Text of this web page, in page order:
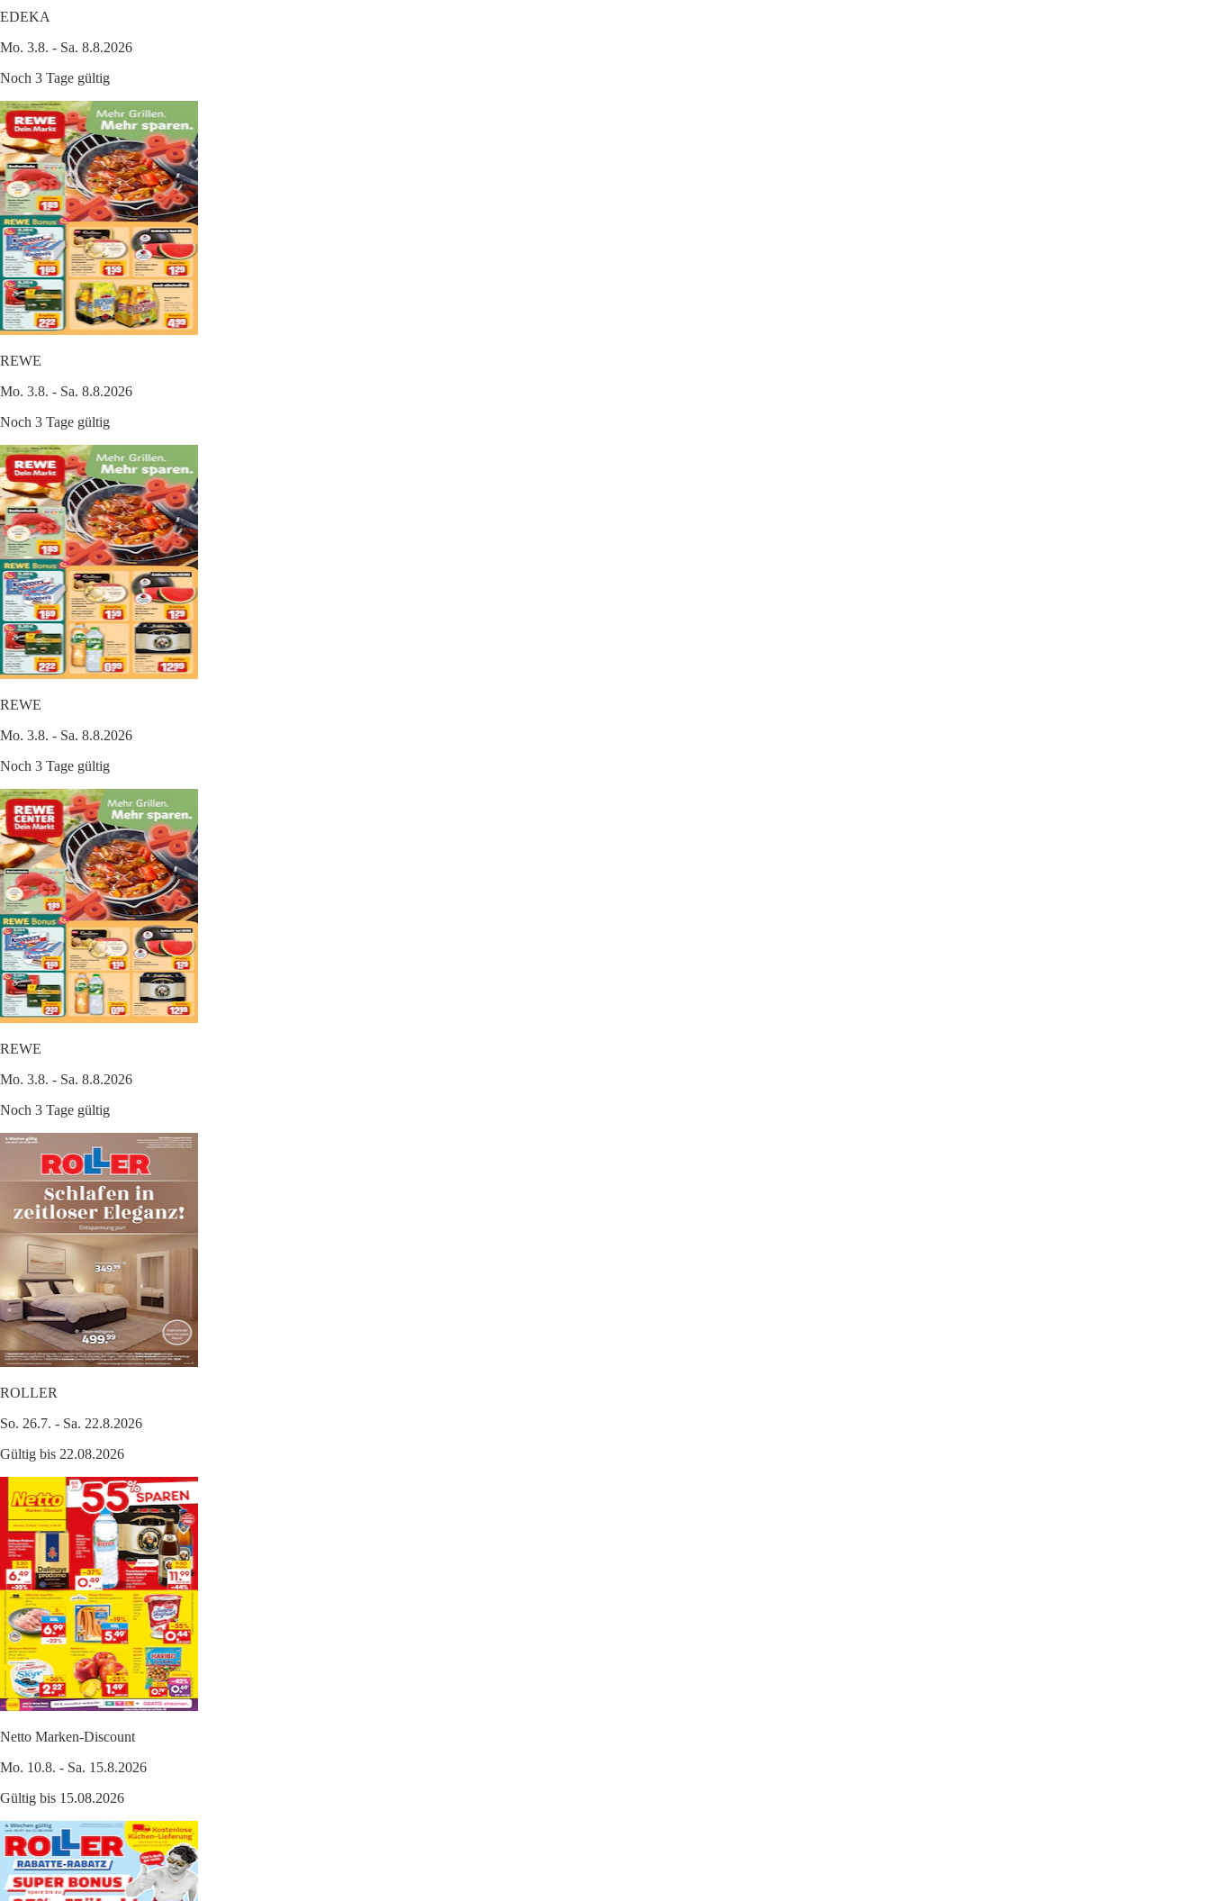
EDEKA
Mo. 3.8. - Sa. 8.8.2026
Noch 3 Tage gültig
REWE
Mo. 3.8. - Sa. 8.8.2026
Noch 3 Tage gültig
REWE
Mo. 3.8. - Sa. 8.8.2026
Noch 3 Tage gültig
REWE
Mo. 3.8. - Sa. 8.8.2026
Noch 3 Tage gültig
ROLLER
So. 26.7. - Sa. 22.8.2026
Gültig bis 22.08.2026
Netto Marken-Discount
Mo. 10.8. - Sa. 15.8.2026
Gültig bis 15.08.2026